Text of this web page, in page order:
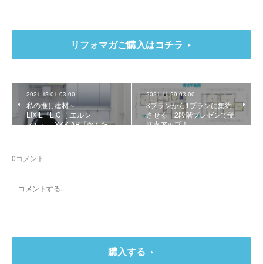
リフォマガご購入はコチラ
2021.12.01 03:00
私の推し建材～
LIXIL『L.C（.エルシ
ィ）』、YKK AP『かんた…
2021.11.29 03:00
3プランから1プランに集約
させる 2段階プレゼンで受
注率アップ！
0コメント
購入する